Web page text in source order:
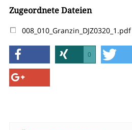
Zugeordnete Dateien
008_010_Granzin_DJZ0320_1.pdf
0